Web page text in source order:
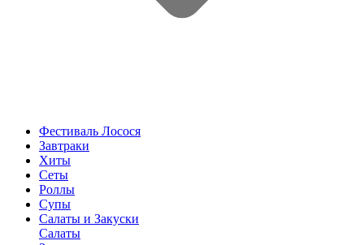
Фестиваль Лосося
Завтраки
Хиты
Сеты
Роллы
Супы
Салаты и Закуски
Салаты